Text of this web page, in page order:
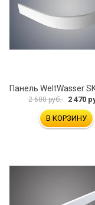
2 600 руб. 2 470
В КОРЗИНУ